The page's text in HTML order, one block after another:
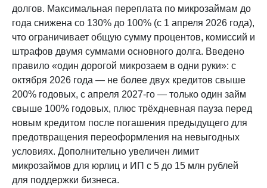
долгов. Максимальная переплата по микрозаймам до
года снижена со 130% до 100% (с 1 апреля 2026 года),
что ограничивает общую сумму процентов, комиссий и
штрафов двумя суммами основного долга. Введено
правило «один дорогой микрозаем в одни руки»: с
октября 2026 года — не более двух кредитов свыше
200% годовых, с апреля 2027-го — только один займ
свыше 100% годовых, плюс трёхдневная пауза перед
новым кредитом после погашения предыдущего для
предотвращения переоформления на невыгодных
условиях. Дополнительно увеличен лимит
микрозаймов для юрлиц и ИП с 5 до 15 млн рублей
для поддержки бизнеса.